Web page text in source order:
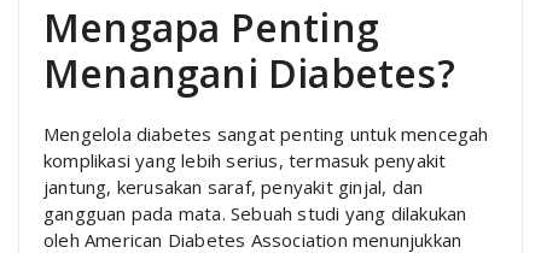
Mengapa Penting
Menangani Diabetes?
Mengelola diabetes sangat penting untuk mencegah
komplikasi yang lebih serius, termasuk penyakit
jantung, kerusakan saraf, penyakit ginjal, dan
gangguan pada mata. Sebuah studi yang dilakukan
oleh American Diabetes Association menunjukkan